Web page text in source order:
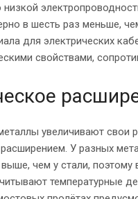
низкой
в шесть раз меньше,
для электрических
свойствами,
увеличивают свои
У разных
чем у стали, поэтому
температурные